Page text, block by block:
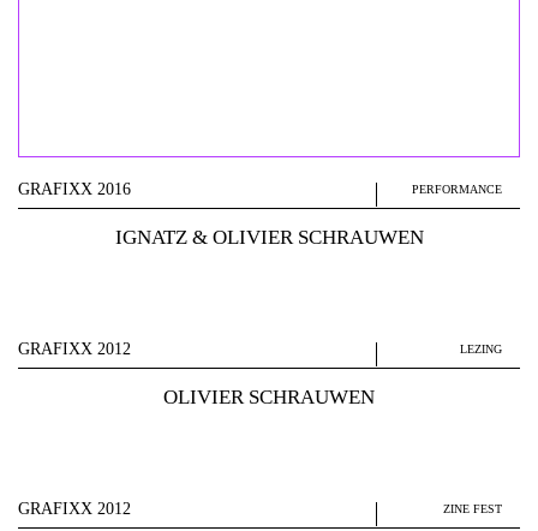
GRAFIXX 2016 PERFORMANCE
IGNATZ & OLIVIER SCHRAUWEN
GRAFIXX 2012 LEZING
OLIVIER SCHRAUWEN
GRAFIXX 2012 ZINE FEST